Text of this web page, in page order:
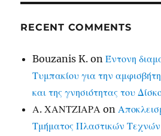
RECENT COMMENTS
Bouzanis K. onΈντονη
Τυμπακίου για την
και της γνησιότητας του
Α. ΧΑΝΤΖΙΑΡΑ on
Τμήματος Πλαστικών